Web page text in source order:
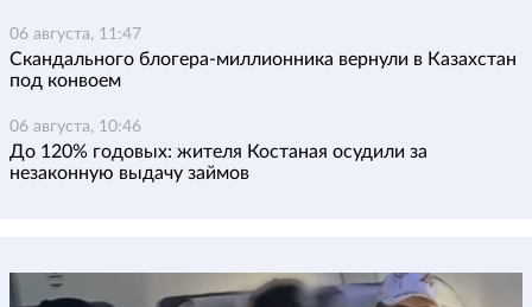
06 августа, 11:47
Скандального блогера-миллионника вернули в Казахстан
под конвоем
06 августа, 10:46
До 120% годовых: жителя Костаная осудили за
незаконную выдачу займов